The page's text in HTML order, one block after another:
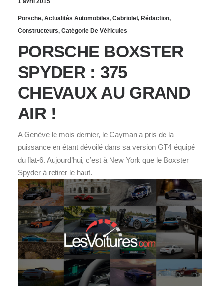
Porsche, Actualités Automobiles, Cabriolet, Rédaction,
Constructeurs, Catégorie De Véhicules
PORSCHE BOXSTER
SPYDER : 375
CHEVAUX AU GRAND
AIR !
A Genève le mois dernier, le Cayman a pris de la
puissance en étant dévoilé dans sa version GT4 équipé
du flat-6. Aujourd’hui, c’est à New York que le Boxster
Spyder à retirer le haut.